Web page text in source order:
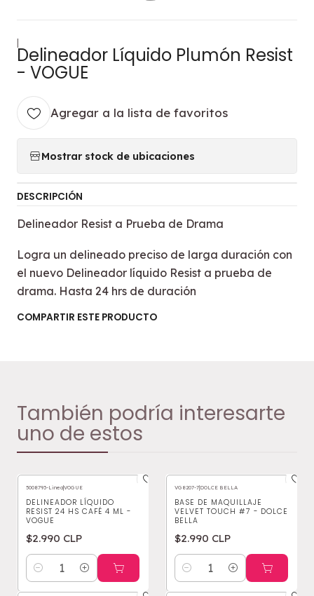
|
Delineador Líquido Plumón Resist
- VOGUE
Agregar a la lista de favoritos
Mostrar stock de ubicaciones
DESCRIPCIÓN
Delineador Resist a Prueba de Drama
Logra un delineado preciso de larga duración con
el nuevo Delineador líquido Resist a prueba de
drama. Hasta 24 hrs de duración
COMPARTIR ESTE PRODUCTO
También podría interesarte
uno de estos
5008793-Linea|VOGUE
DELINEADOR LÍQUIDO
RESIST 24 HS CAFÉ 4 ML -
VOGUE
$2.990 CLP
Cantidad
VG8207-7|DOLCE BELLA
BASE DE MAQUILLAJE
VELVET TOUCH #7 - DOLCE
BELLA
$2.990 CLP
Cantidad